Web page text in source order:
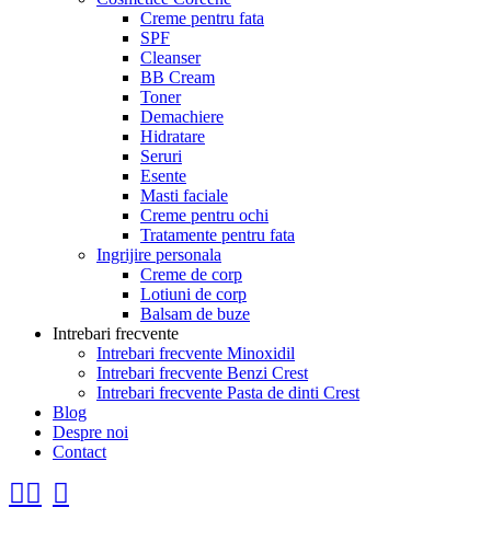
Creme pentru fata
SPF
Cleanser
BB Cream
Toner
Demachiere
Hidratare
Seruri
Esente
Masti faciale
Creme pentru ochi
Tratamente pentru fata
Ingrijire personala
Creme de corp
Lotiuni de corp
Balsam de buze
Intrebari frecvente
Intrebari frecvente Minoxidil
Intrebari frecvente Benzi Crest
Intrebari frecvente Pasta de dinti Crest
Blog
Despre noi
Contact